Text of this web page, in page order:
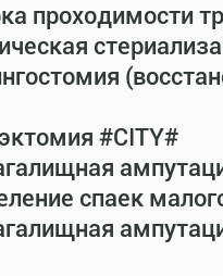
проходимости
#CITY#
спаек